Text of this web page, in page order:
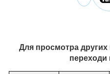
Для просмотра
переходи